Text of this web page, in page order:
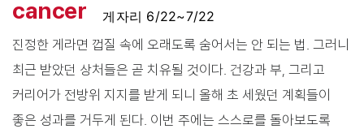
cancer
게자리 6/22~7/22
진정한 게라면 껍질 속에 오래도록 숨어서는 안 되는 법. 그러니
최근 받았던 상처들은 곧 치유될 것이다. 건강과 부, 그리고
커리어가 전방위 지지를 받게 되니 올해 초 세웠던 계획들이
좋은 성과를 거두게 된다. 이번 주에는 스스로를 돌아보도록